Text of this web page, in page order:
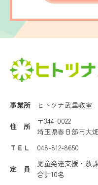
事業所 ヒトツナ武里教室
住 所
〒344-0022
埼玉県春日部市大
ＴＥＬ
048-812-8650
定 員
児童発達支援・放
合計10名